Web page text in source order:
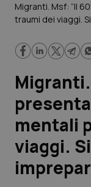
Governo e
Regioni e Asl
Lavoro e
Scienza e
Studi e Analisi
Lettere al
Migranti. Msf: “Il
traumi dei viaggi.
mentali
viaggi.